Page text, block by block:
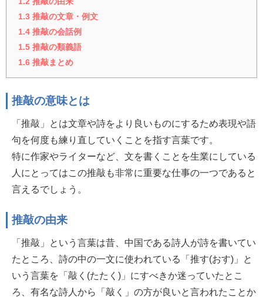
1.3 推敲の文章・例文
1.4 推敲の会話例
1.5 推敲の類義語
1.6 推敲まとめ
推敲の意味とは
「推敲」とは文章や詩をより良いものにするため表現や語
句を何度も練り直していくことを指す言葉です。
特に作家やライターなど、文を書くことを生業にしている
人にとってはこの推敲も非常に重要な仕事の一つであると
言えるでしょう。
推敲の由来
「推敲」という言葉は昔、中国である詩人が詩を書いてい
たところ、詩の中の一文に使われている「推す(おす)」と
いう言葉を「敲く(たたく)」にすべきか迷っていたとこ
ろ、有名な詩人から「敲く」の方が良いと言われたことか